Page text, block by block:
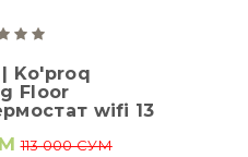
Ko'proq
Floor
wifi 13
113 000 СУМ